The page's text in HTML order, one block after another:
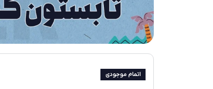
اتمام موجودی